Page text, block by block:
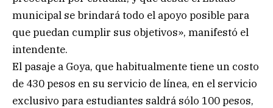
municipal se brindará todo el apoyo posible para
que puedan cumplir sus objetivos», manifestó el
intendente.
El pasaje a Goya, que habitualmente tiene un costo
de 430 pesos en su servicio de línea, en el servicio
exclusivo para estudiantes saldrá sólo 100 pesos,